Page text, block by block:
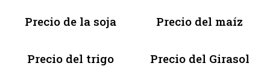
Precio de la soja Precio del maíz
Precio del trigo Precio del Girasol